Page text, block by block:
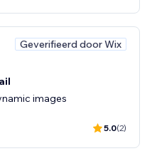
Geverifieerd door Wix
images
5.0(2)